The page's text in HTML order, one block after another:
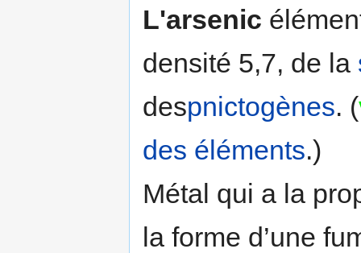
L'arsenic
densité 5,7, de la
despnictogènes. (
des éléments.)
Métal qui a la
la forme d’une